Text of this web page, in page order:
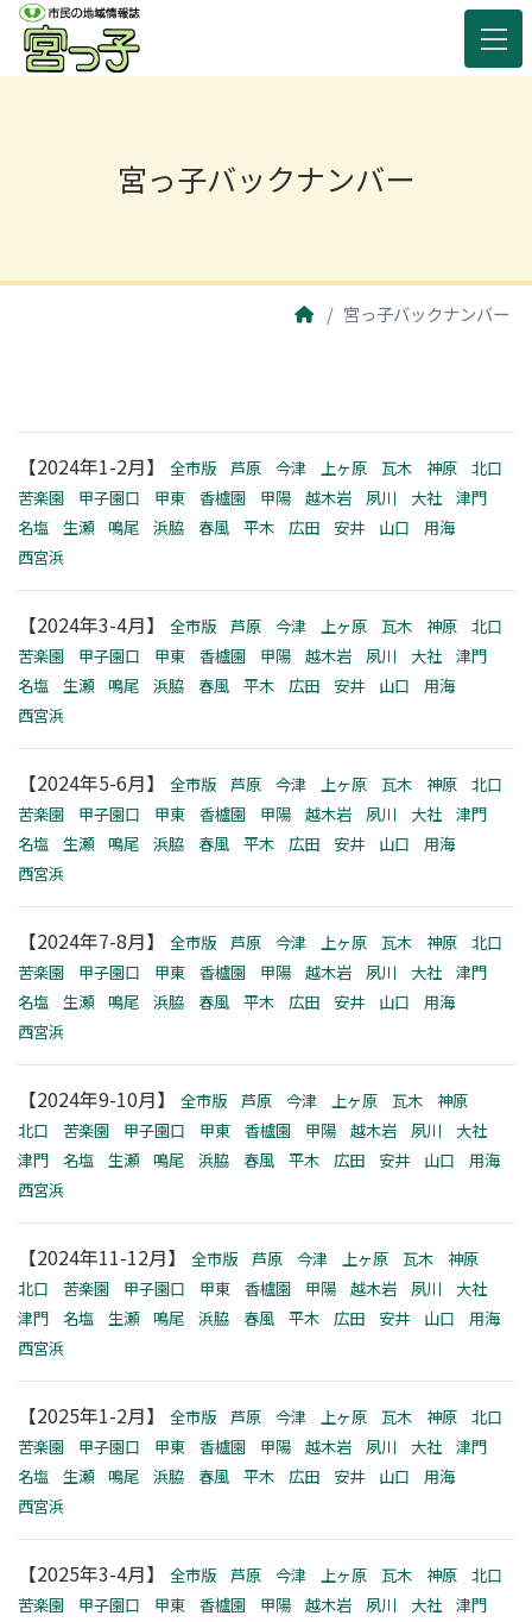
宮っ子バックナンバー
宮っ子バックナンバー
【2024年1-2月】 全市版 芦原 今津 上ヶ原 瓦木 神原
北口
苦楽園
甲子園口 甲東 香櫨園 甲陽 越木岩 夙川 大社
津門
名塩
生瀬 鳴尾 浜脇 春風 平木 広田 安井 山口
用海
西宮浜
【2024年3-4月】 全市版 芦原 今津 上ヶ原 瓦木 神原
北口
苦楽園
甲子園口 甲東 香櫨園 甲陽 越木岩 夙川 大社
津門
名塩
生瀬 鳴尾 浜脇 春風 平木 広田 安井 山口
用海
西宮浜
【2024年5-6月】 全市版 芦原 今津 上ヶ原 瓦木 神原
北口
苦楽園
甲子園口 甲東 香櫨園 甲陽 越木岩 夙川 大社
津門
名塩
生瀬 鳴尾 浜脇 春風 平木 広田 安井 山口
用海
西宮浜
【2024年7-8月】 全市版 芦原 今津 上ヶ原 瓦木 神原
北口
苦楽園
甲子園口 甲東 香櫨園 甲陽 越木岩 夙川 大社
津門
名塩
生瀬 鳴尾 浜脇 春風 平木 広田 安井 山口
用海
西宮浜
【2024年9-10月】 全市版 芦原 今津 上ヶ原 瓦木
神原
北口
苦楽園 甲子園口 甲東 香櫨園 甲陽 越木岩 夙川
大社
津門
名塩 生瀬 鳴尾 浜脇 春風 平木 広田 安井 山口
用海
西宮浜
【2024年11-12月】 全市版 芦原 今津 上ヶ原 瓦木
神原
北口
苦楽園 甲子園口 甲東 香櫨園 甲陽 越木岩 夙川
大社
津門
名塩 生瀬 鳴尾 浜脇 春風 平木 広田 安井 山口
用海
西宮浜
【2025年1-2月】 全市版 芦原 今津 上ヶ原 瓦木 神原
北口
苦楽園
甲子園口 甲東 香櫨園 甲陽 越木岩 夙川 大社
津門
名塩
生瀬 鳴尾 浜脇 春風 平木 広田 安井 山口
用海
西宮浜
【2025年3-4月】 全市版 芦原 今津 上ヶ原 瓦木 神原
北口
苦楽園
甲子園口 甲東 香櫨園 甲陽 越木岩 夙川 大社
津門